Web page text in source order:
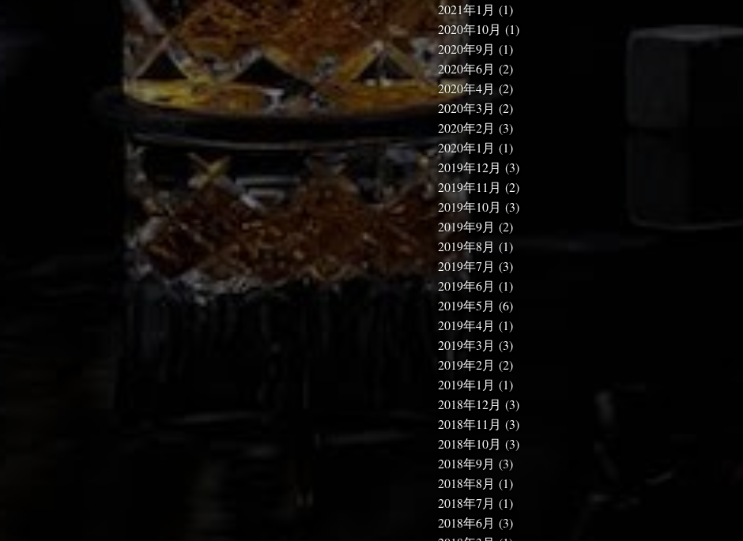
2021年1月 (1)
2020年10月 (1)
2020年9月 (1)
2020年6月 (2)
2020年4月 (2)
2020年3月 (2)
2020年2月 (3)
2020年1月 (1)
2019年12月 (3)
2019年11月 (2)
2019年10月 (3)
2019年9月 (2)
2019年8月 (1)
2019年7月 (3)
2019年6月 (1)
2019年5月 (6)
2019年4月 (1)
2019年3月 (3)
2019年2月 (2)
2019年1月 (1)
2018年12月 (3)
2018年11月 (3)
2018年10月 (3)
2018年9月 (3)
2018年8月 (1)
2018年7月 (1)
2018年6月 (3)